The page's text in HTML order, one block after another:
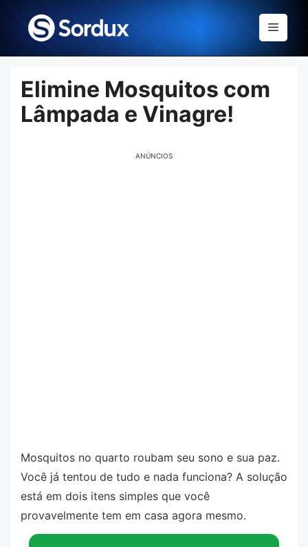
content
Menu
Elimine Mosquitos com
Lâmpada e Vinagre!
ANÚNCIOS
Mosquitos no quarto roubam seu sono e sua paz.
Você já tentou de tudo e nada funciona? A solução
está em dois itens simples que você
provavelmente tem em casa agora mesmo.